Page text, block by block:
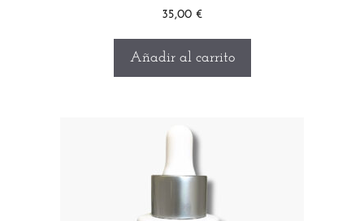
35,00 €
Añadir al carrito